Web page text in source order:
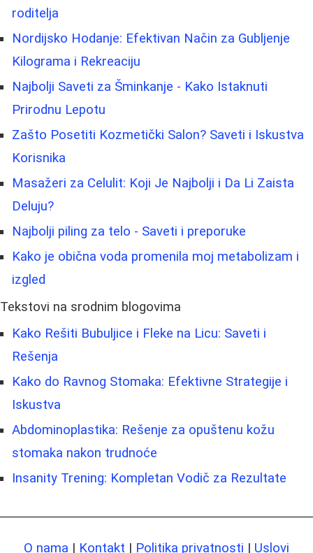
roditelja
Nordijsko Hodanje: Efektivan Način za Gubljenje
Kilograma i Rekreaciju
Najbolji Saveti za Šminkanje - Kako Istaknuti
Prirodnu Lepotu
Zašto Posetiti Kozmetički Salon? Saveti i Iskustva
Korisnika
Masažeri za Celulit: Koji Je Najbolji i Da Li Zaista
Deluju?
Najbolji piling za telo - Saveti i preporuke
Kako je obična voda promenila moj metabolizam i
izgled
Tekstovi na srodnim blogovima
Kako Rešiti Bubuljice i Fleke na Licu: Saveti i
Rešenja
Kako do Ravnog Stomaka: Efektivne Strategije i
Iskustva
Abdominoplastika: Rešenje za opuštenu kožu
stomaka nakon trudnoće
Insanity Trening: Kompletan Vodič za Rezultate
O nama | Kontakt | Politika privatnosti | Uslovi